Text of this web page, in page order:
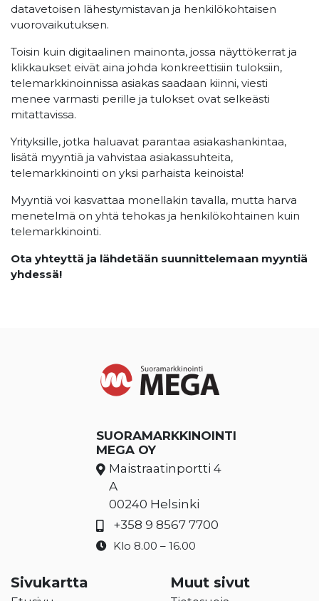
datavetoisen lähestymistavan ja henkilökohtaisen
vuorovaikutuksen.
Toisin kuin digitaalinen mainonta, jossa näyttökerrat ja
klikkaukset eivät aina johda konkreettisiin tuloksiin,
telemarkkinoinnissa asiakas saadaan kiinni, viesti
menee varmasti perille ja tulokset ovat selkeästi
mitattavissa.
Yrityksille, jotka haluavat parantaa asiakashankintaa,
lisätä myyntiä ja vahvistaa asiakassuhteita,
telemarkkinointi on yksi parhaista keinoista!
Myyntiä voi kasvattaa monellakin tavalla, mutta harva
menetelmä on yhtä tehokas ja henkilökohtainen kuin
telemarkkinointi.
Ota yhteyttä ja lähdetään suunnittelemaan myyntiä
yhdessä!
SUORAMARKKINOINTI
MEGA OY
Maistraatinportti 4
A
00240 Helsinki
+358 9 8567 7700
Klo 8.00 – 16.00
Sivukartta Muut sivut